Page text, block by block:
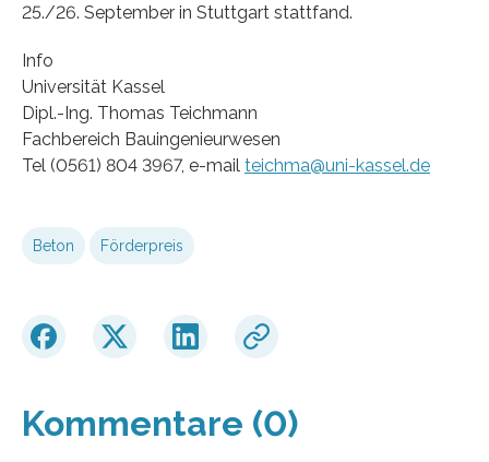
25./26. September in Stuttgart stattfand.
Info
Universität Kassel
Dipl.-Ing. Thomas Teichmann
Fachbereich Bauingenieurwesen
Tel (0561) 804 3967, e-mail teichma@uni-kassel.de
Beton Förderpreis
Kommentare (0)